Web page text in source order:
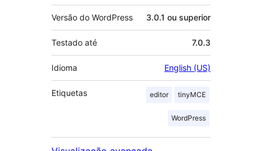
Versão do WordPress 3.0.1 ou superior
Testado até 7.0.3
Idioma English (US)
Etiquetas editor tinyMCE
WordPress